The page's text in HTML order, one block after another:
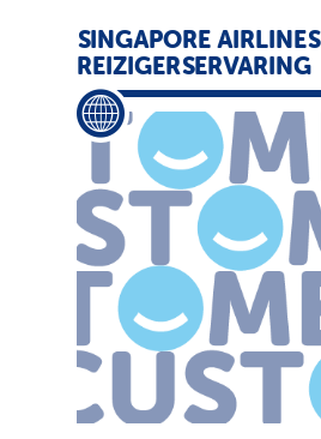
SINGAPORE
REIZIGERSERVARING